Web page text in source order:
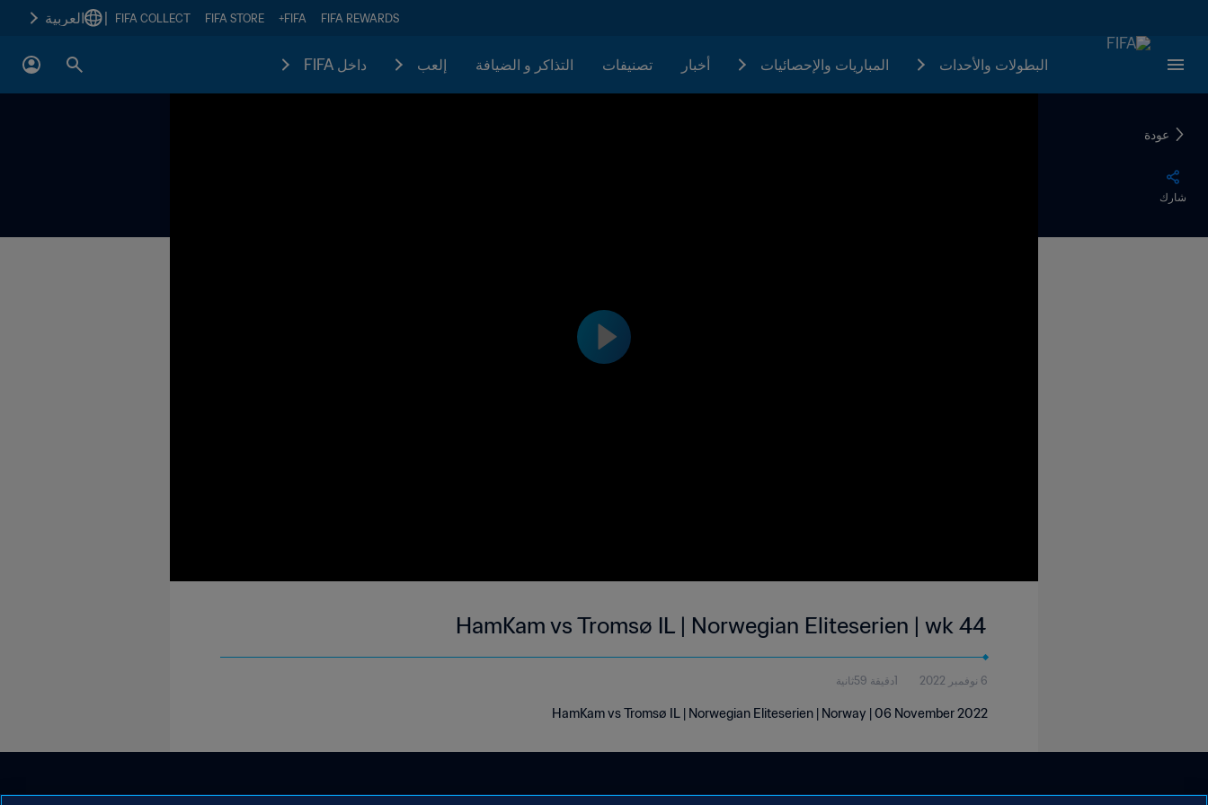
FIFA REWARDS
FIFA+
FIFA STORE
FIFA COLLECT العربية
البطولات والأحدات المباريات والإحصائيات أخبار تصنيفات التذاكر و الضيافة إلعب داخل FIFA
عودة
شارك
HamKam vs Tromsø IL | Norwegian Eliteserien | wk 44
6 نوفمبر 2022 1دقيقة 59ثانية
HamKam vs Tromsø IL | Norwegian Eliteserien | Norway | 06 November 2022